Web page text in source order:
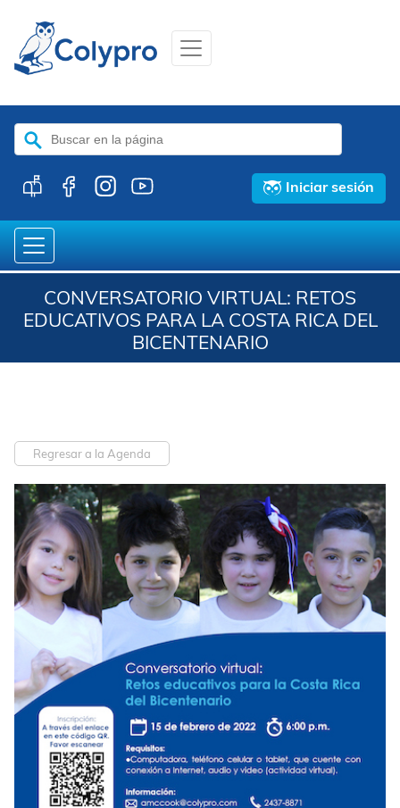
Buscar:
Iniciar sesión
CONVERSATORIO VIRTUAL: RETOS
EDUCATIVOS PARA LA COSTA RICA DEL
BICENTENARIO
Regresar a la Agenda